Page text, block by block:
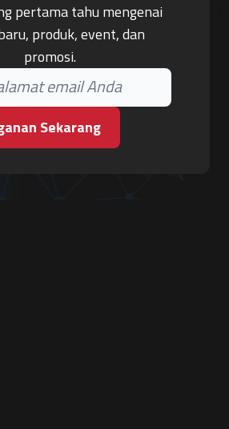
pertama tahu mengenai
produk, event, dan
promosi.
Sekarang